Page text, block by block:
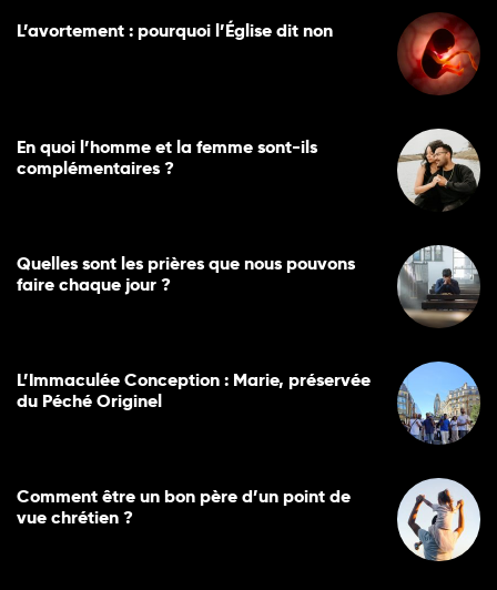
L’avortement : pourquoi l’Église dit non
En quoi l’homme et la femme sont-ils
complémentaires ?
Quelles sont les prières que nous pouvons
faire chaque jour ?
L’Immaculée Conception : Marie, préservée
du Péché Originel
Comment être un bon père d’un point de
vue chrétien ?